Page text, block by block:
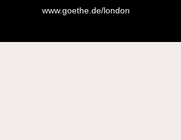
www.goethe.de/london